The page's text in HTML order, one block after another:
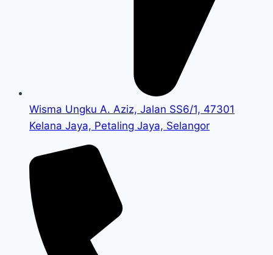
Wisma Ungku A. Aziz, Jalan SS6/1, 47301
Kelana Jaya, Petaling Jaya, Selangor